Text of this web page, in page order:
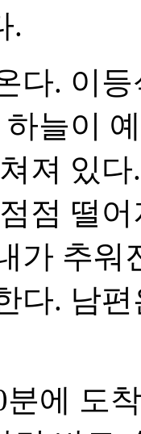
.
다. 이
늘이
져 있
점 떨
가 추워
다. 남
에 도